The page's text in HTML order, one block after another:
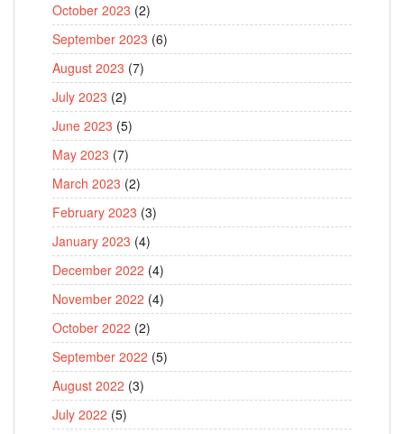
October 2023 (2)
September 2023 (6)
August 2023 (7)
July 2023 (2)
June 2023 (5)
May 2023 (7)
March 2023 (2)
February 2023 (3)
January 2023 (4)
December 2022 (4)
November 2022 (4)
October 2022 (2)
September 2022 (5)
August 2022 (3)
July 2022 (5)